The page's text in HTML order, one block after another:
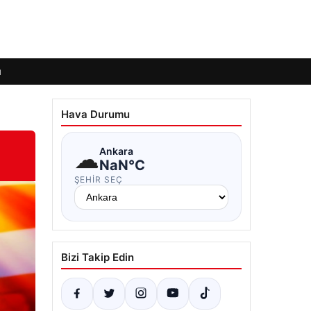
Hava Durumu
☁Ankara
NaN°C
ŞEHIR SEÇ
Bizi Takip Edin